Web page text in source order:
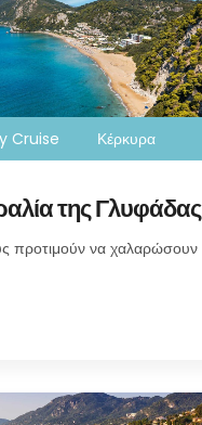
Cruise Κέρκυρα
της Γλυφάδας
προτιμούν να χαλαρώσουν